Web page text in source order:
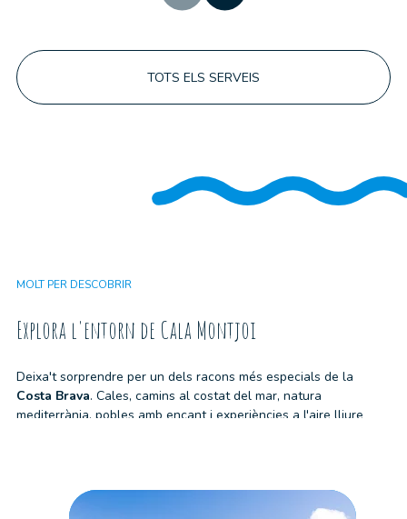
TOTS ELS SERVEIS
MOLT PER DESCOBRIR
Explora l'entorn de Cala Montjoi
Deixa't sorprendre per un dels racons més especials de la
Costa Brava. Cales, camins al costat del mar, natura
mediterrània, pobles amb encant i experiències a l'aire lliure